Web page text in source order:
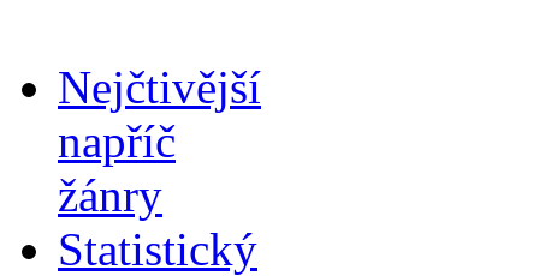
Nejčtivější
napříč
žánry
Statistický